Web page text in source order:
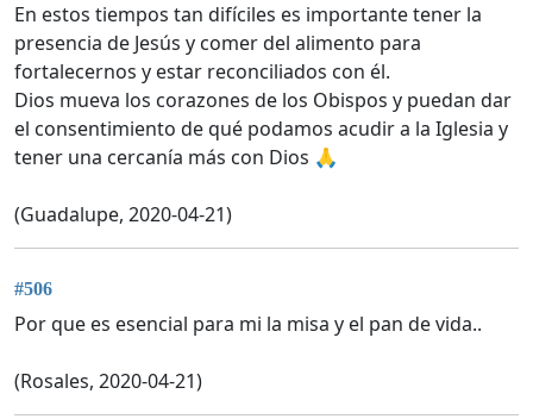
En estos tiempos tan difíciles es importante tener la
presencia de Jesús y comer del alimento para
fortalecernos y estar reconciliados con él.
Dios mueva los corazones de los Obispos y puedan dar
el consentimiento de qué podamos acudir a la Iglesia y
tener una cercanía más con Dios 🙏
(Guadalupe, 2020-04-21)
#506
Por que es esencial para mi la misa y el pan de vida..
(Rosales, 2020-04-21)